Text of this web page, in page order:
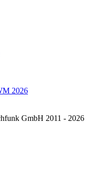
2026
GmbH 2011 - 2026